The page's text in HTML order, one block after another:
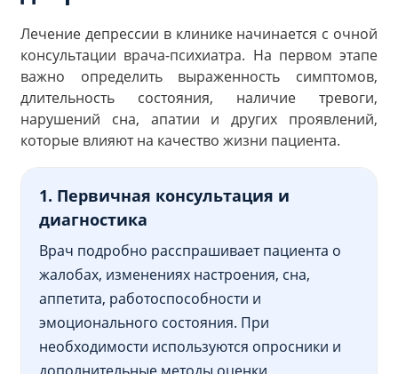
Лечение депрессии в клинике начинается с очной
консультации врача-психиатра. На первом этапе
важно определить выраженность симптомов,
длительность состояния, наличие тревоги,
нарушений сна, апатии и других проявлений,
которые влияют на качество жизни пациента.
1. Первичная консультация и
диагностика
Врач подробно расспрашивает пациента о
жалобах, изменениях настроения, сна,
аппетита, работоспособности и
эмоционального состояния. При
необходимости используются опросники и